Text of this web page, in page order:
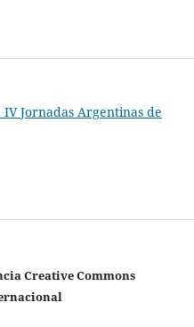
IV Jornadas Argentinas de
Creative Commons